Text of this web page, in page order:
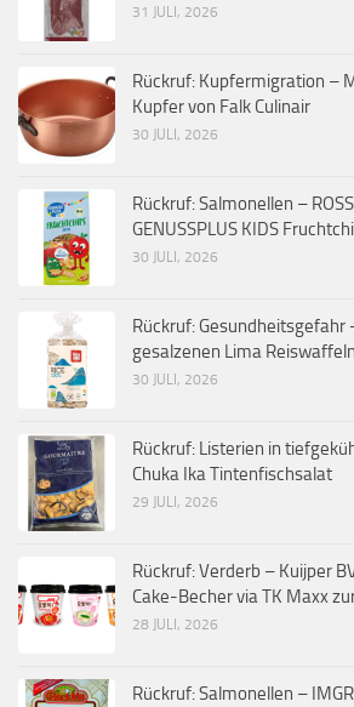
31 JULI, 2026
Rückruf: Kupfermigration –
Kupfer von Falk Culinair
30 JULI, 2026
Rückruf: Salmonellen –
GENUSSPLUS KIDS
30 JULI, 2026
Rückruf: Gesundheitsgefahr
gesalzenen Lima Reiswaffeln
30 JULI, 2026
Rückruf: Listerien in
Chuka Ika Tintenfischsalat
29 JULI, 2026
Rückruf: Verderb – Kuijper
Cake-Becher via TK Maxx
28 JULI, 2026
Rückruf: Salmonellen –